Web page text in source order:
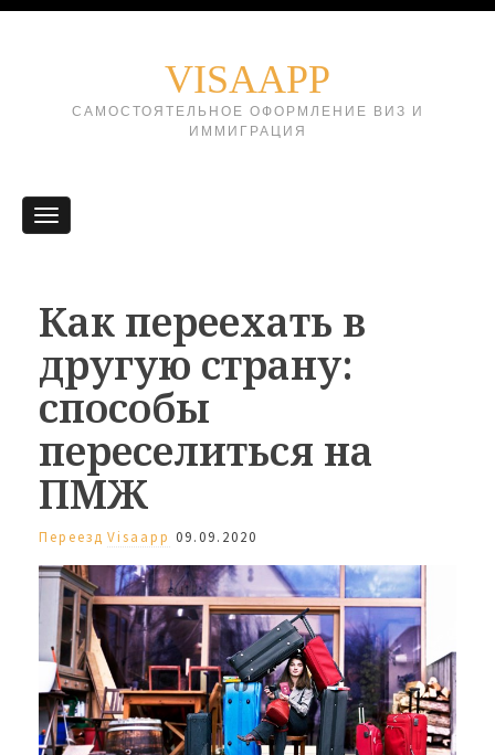
VISAAPP
САМОСТОЯТЕЛЬНОЕ ОФОРМЛЕНИЕ ВИЗ И
ИММИГРАЦИЯ
Как переехать в
другую страну:
способы
переселиться на
ПМЖ
Переезд Visaapp 09.09.2020